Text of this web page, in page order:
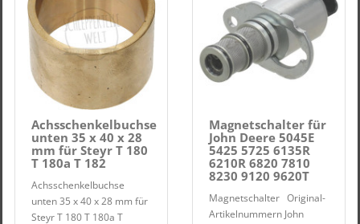
Achsschenkelbuchse
unten 35 x 40 x 28
mm für Steyr T 180
T 180a T 182
Achsschenkelbuchse
unten 35 x 40 x 28 mm für
Steyr T 180 T 180a T
Magnetschalter für
John Deere 5045E
5425 5725 6135R
6210R 6820 7810
8230 9120 9620T
Magnetschalter Original-
Artikelnummern John